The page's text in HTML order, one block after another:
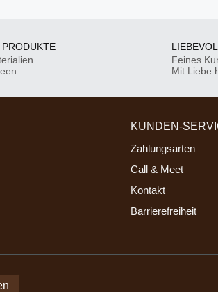
Feines
Mit Liebe
KUNDEN-
Zahlungsarten
Call & Meet
Kontakt
Barrierefreiheit